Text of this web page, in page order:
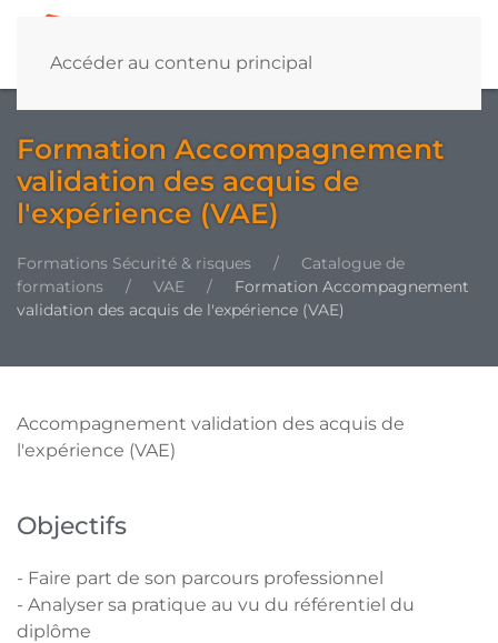
Accéder au contenu principal
Formation Accompagnement
validation des acquis de
l'expérience (VAE)
Formations Sécurité & risques
Catalogue de
formations
VAE
Formation Accompagnement
validation des acquis de l'expérience (VAE)
Accompagnement validation des acquis de
l'expérience (VAE)
Objectifs
- Faire part de son parcours professionnel
- Analyser sa pratique au vu du référentiel du
diplôme